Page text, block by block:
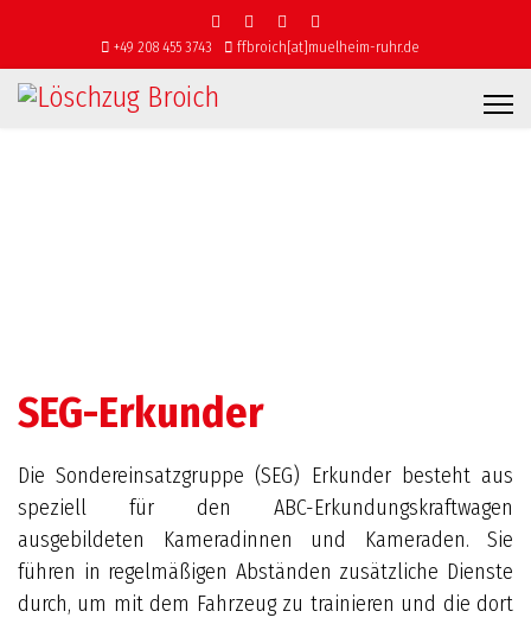
+49 208 455 3743 ffbroich[at]muelheim-ruhr.de
SEG-Erkunder
Die Sondereinsatzgruppe (SEG) Erkunder besteht aus
speziell für den ABC-Erkundungskraftwagen
ausgebildeten Kameradinnen und Kameraden. Sie
führen in regelmäßigen Abständen zusätzliche Dienste
durch, um mit dem Fahrzeug zu trainieren und die dort